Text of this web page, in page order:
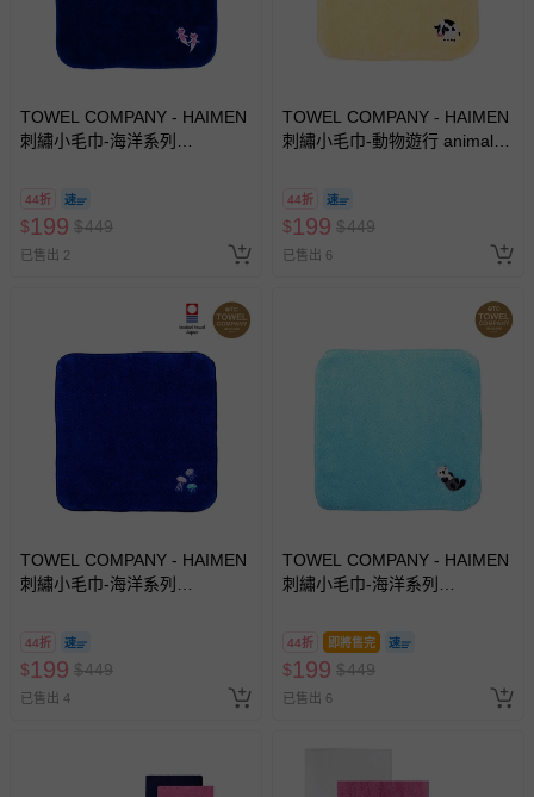
TOWEL COMPANY - HAIMEN
刺繡小毛巾-海洋系列
44折
$199 $449
已售出 2
TOWEL COMPANY - HAIMEN
刺繡小毛巾-動物遊行 animal
44折
$199 $449
已售出 6
TOWEL COMPANY - HAIMEN
刺繡小毛巾-海洋系列
44折
$199 $449
已售出 4
TOWEL COMPANY - HAIMEN
刺繡小毛巾-海洋系列
(See Otter)
44折 即將售完
$199 $449
已售出 6